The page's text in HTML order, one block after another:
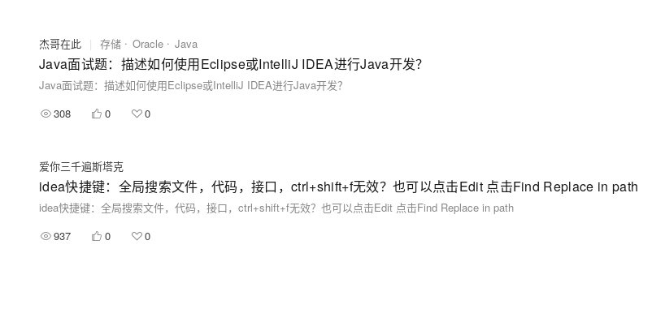
杰哥在此 | 存储 Oracle Java
Java面试题：描述如何使用Eclipse或IntelliJ IDEA进行Java开发？
Java面试题：描述如何使用Eclipse或IntelliJ IDEA进行Java开发？
308
0 0
爱你三千遍斯塔克
idea快捷键：全局搜索文件，代码，接口，ctrl+shift+f无效？也可以点击Edit 点击Find Replace in path
idea快捷键：全局搜索文件，代码，接口，ctrl+shift+f无效？也可以点击Edit 点击Find Replace in path
937
0 0